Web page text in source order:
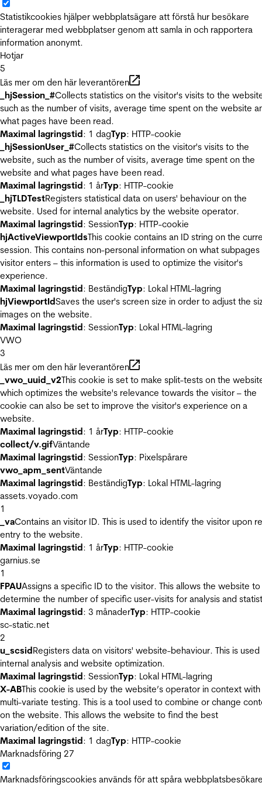
Statistikcookies hjälper webbplatsägare att förstå hur besökare
interagerar med webbplatser genom att samla in och rapportera
information anonymt.
Hotjar
5
Läs mer om den här leverantören
_hjSession_#Collects statistics on the visitor's visits to the
such as the number of visits, average time spent on the website
what pages have been read.
Maximal lagringstid: 1 dagTyp: HTTP-cookie
_hjSessionUser_#Collects statistics on the visitor's visits to the
website, such as the number of visits, average time spent on the
website and what pages have been read.
Maximal lagringstid: 1 årTyp: HTTP-cookie
_hjTLDTestRegisters statistical data on users' behaviour on the
website. Used for internal analytics by the website operator.
Maximal lagringstid: SessionTyp: HTTP-cookie
hjActiveViewportIdsThis cookie contains an ID string on the
session. This contains non-personal information on what
visitor enters – this information is used to optimize the visitor's
experience.
Maximal lagringstid: BeständigTyp: Lokal HTML-lagring
hjViewportIdSaves the user's screen size in order to adjust the
images on the website.
Maximal lagringstid: SessionTyp: Lokal HTML-lagring
VWO
3
Läs mer om den här leverantören
_vwo_uuid_v2This cookie is set to make split-tests on the
which optimizes the website's relevance towards the visitor – the
cookie can also be set to improve the visitor's experience on a
website.
Maximal lagringstid: 1 årTyp: HTTP-cookie
collect/v.gifVäntande
Maximal lagringstid: SessionTyp: Pixelspårare
vwo_apm_sentVäntande
Maximal lagringstid: BeständigTyp: Lokal HTML-lagring
assets.voyado.com
1
_vaContains an visitor ID. This is used to identify the visitor upon
entry to the website.
Maximal lagringstid: 1 årTyp: HTTP-cookie
garnius.se
1
FPAUAssigns a specific ID to the visitor. This allows the website to
determine the number of specific user-visits for analysis and
Maximal lagringstid: 3 månaderTyp: HTTP-cookie
sc-static.net
2
u_scsidRegisters data on visitors' website-behaviour. This is
internal analysis and website optimization.
Maximal lagringstid: SessionTyp: Lokal HTML-lagring
X-ABThis cookie is used by the website’s operator in context with
multi-variate testing. This is a tool used to combine or change
on the website. This allows the website to find the best
variation/edition of the site.
Maximal lagringstid: 1 dagTyp: HTTP-cookie
Marknadsföring 27
Marknadsföringscookies används för att spåra